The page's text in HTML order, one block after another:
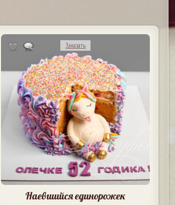
Заказать
Наевшийся единорожек